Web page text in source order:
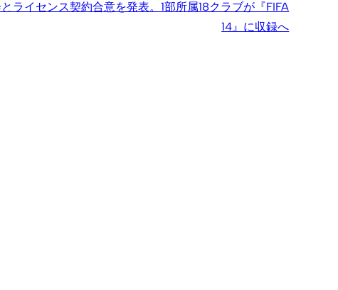
ライセンス契約合意を発表。1部所属18クラブが『FIFA
14』に収録へ